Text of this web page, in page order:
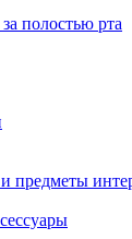
полостью рта
предметы